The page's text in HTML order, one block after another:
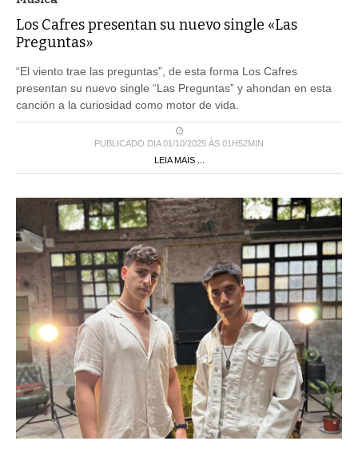
Los Cafres presentan su nuevo single «Las
Preguntas»
“El viento trae las preguntas”, de esta forma Los Cafres
presentan su nuevo single “Las Preguntas” y ahondan en esta
canción a la curiosidad como motor de vida.
PUBLICADO DIA 01/10/2025 ÀS 01H52MIN
LEIA MAIS ...